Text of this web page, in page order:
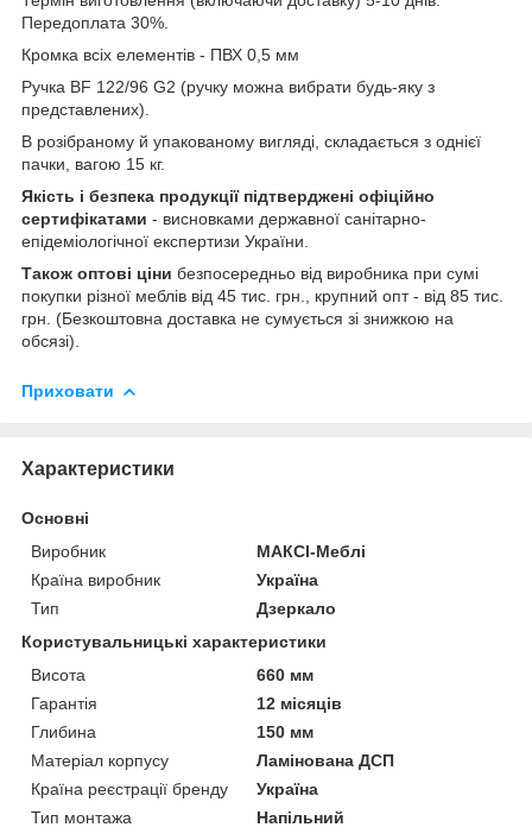
Передоплата 30%.
Кромка всіх елементів - ПВХ 0,5 мм
Ручка BF 122/96 G2 (ручку можна вибрати будь-яку з
представлених).
В розібраному й упакованому вигляді, складається з однієї
пачки, вагою 15 кг.
Якість і безпека продукції підтверджені офіційно
сертифікатами - висновками державної санітарно-
епідеміологічної експертизи України.
Також оптові ціни безпосередньо від виробника при сумі
покупки різної меблів від 45 тис. грн., крупний опт - від 85 тис.
грн. (Безкоштовна доставка не сумується зі знижкою на
обсязі).
Приховати
Характеристики
Основні
Виробник
МАКСІ-Меблі
Країна виробник
Україна
Тип
Дзеркало
Користувальницькі характеристики
Висота
660 мм
Гарантія
12 місяців
Глибина
150 мм
Матеріал корпусу
Ламінована ДСП
Країна реєстрації бренду
Україна
Тип монтажа
Напільний